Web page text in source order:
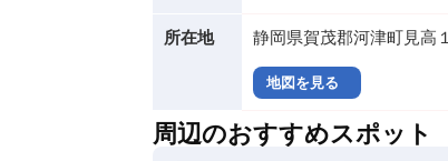
所在地 静岡県賀茂郡河津町見高
地図を見る
周辺のおすすめスポット